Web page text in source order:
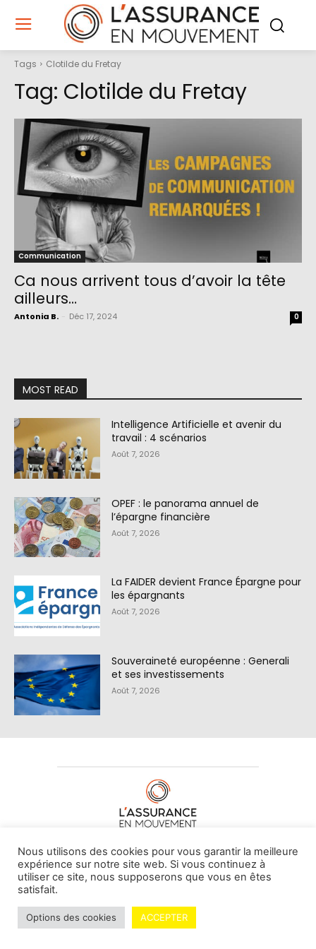
Tags Clotilde du Fretay
Tag: Clotilde du Fretay
Communication
Ca nous arrivent tous d’avoir la tête
ailleurs…
Antonia B. Déc 17, 2024 0
MOST READ
Intelligence Artificielle et avenir du
travail : 4 scénarios
Août 7, 2026
OPEF : le panorama annuel de
l’épargne financière
Août 7, 2026
La FAIDER devient France Épargne pour
les épargnants
Août 7, 2026
Souveraineté européenne : Generali
et ses investissements
Août 7, 2026
À PROPOS DE NOUS•CONTACT
© L'assurance en mouvement -By Vovoxx Média
Mentions légales Contributeurs
Nous utilisons des cookies pour vous garantir la meilleure
expérience sur notre site web. Si vous continuez à
utiliser ce site, nous supposerons que vous en êtes
satisfait.
Options des cookies ACCEPTER